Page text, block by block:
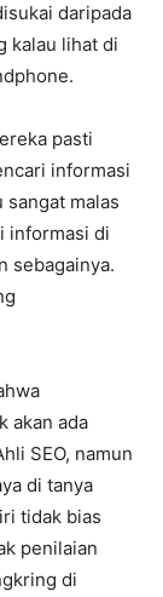
daripada
kalau lihat di
pasti
informasi
malas
informasi di
sebagainya.
akan ada
SEO, namun
di tanya
tidak bias
penilaian
di